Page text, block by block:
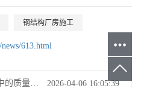
钢结构厂房施工
613.html
钢结构生产加工过程中的质量检验标准有哪些？ 2026-04-06 16:05:39